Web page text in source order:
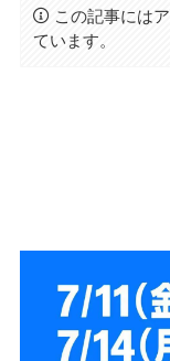
この記事には
ています。